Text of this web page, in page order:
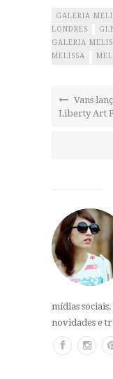
GALERIA
LONDRES
GALERIA
MELISSA
Vans
Liberty Art
mídias
novidades e